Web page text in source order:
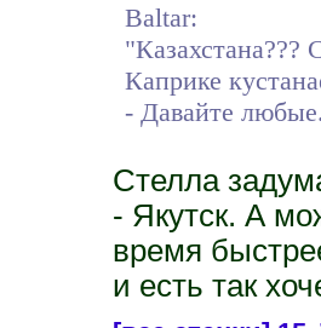
Baltar:
"Казахстана???
Каприке
- Давайте
Стелла
- Якутск. А
время
и есть так